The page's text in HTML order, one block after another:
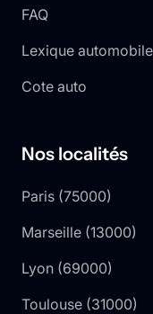
FAQ
Lexique automobile
Cote auto
Nos localités
Paris (75000)
Marseille (13000)
Lyon (69000)
Toulouse (31000)